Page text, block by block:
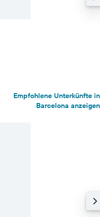
Empfohlene Unterkünfte in
Barcelona anzeigen